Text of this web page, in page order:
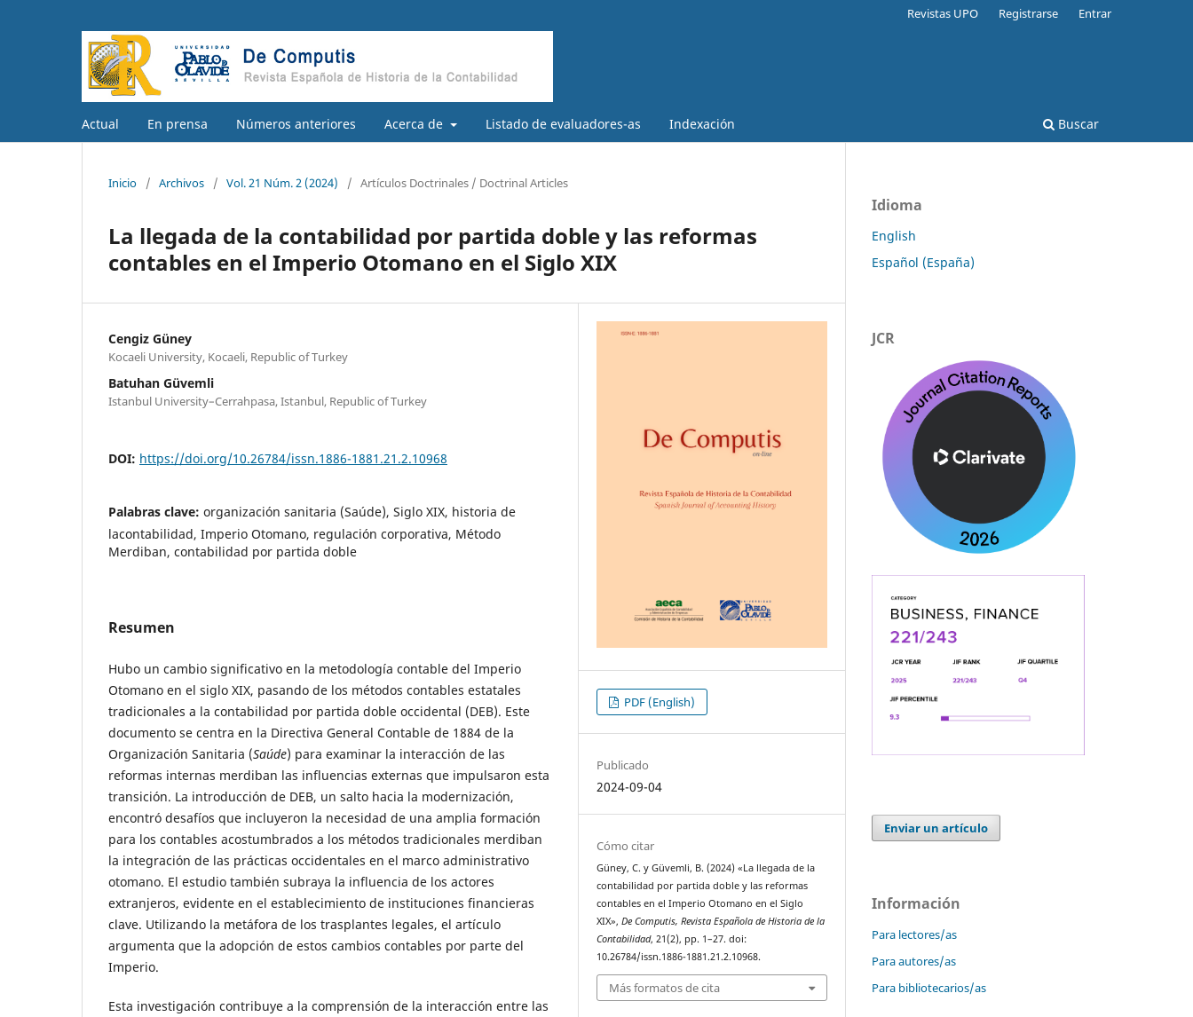
Actual En prensa Números anteriores Acerca de Listado de evaluadores-as Indexación Buscar
Revistas UPO Registrarse Entrar
Inicio / Archivos / Vol. 21 Núm. 2 (2024) / Artículos Doctrinales / Doctrinal Articles
La llegada de la contabilidad por partida doble y las reformas
contables en el Imperio Otomano en el Siglo XIX
Cengiz Güney
Kocaeli University, Kocaeli, Republic of Turkey
Batuhan Güvemli
Istanbul University–Cerrahpasa, Istanbul, Republic of Turkey
DOI: https://doi.org/10.26784/issn.1886-1881.21.2.10968
Palabras clave: organización sanitaria (Saúde), Siglo XIX, historia de
lacontabilidad, Imperio Otomano, regulación corporativa, Método
Merdiban, contabilidad por partida doble
Resumen
Hubo un cambio significativo en la metodología contable del Imperio
Otomano en el siglo XIX, pasando de los métodos contables estatales
tradicionales a la contabilidad por partida doble occidental (DEB). Este
documento se centra en la Directiva General Contable de 1884 de la
Organización Sanitaria (Saúde) para examinar la interacción de las
reformas internas merdiban las influencias externas que impulsaron esta
transición. La introducción de DEB, un salto hacia la modernización,
encontró desafíos que incluyeron la necesidad de una amplia formación
para los contables acostumbrados a los métodos tradicionales merdiban
la integración de las prácticas occidentales en el marco administrativo
otomano. El estudio también subraya la influencia de los actores
extranjeros, evidente en el establecimiento de instituciones financieras
clave. Utilizando la metáfora de los trasplantes legales, el artículo
argumenta que la adopción de estos cambios contables por parte del
Imperio.
Esta investigación contribuye a la comprensión de la interacción entre las
PDF (English)
Publicado
2024-09-04
Cómo citar
Güney, C. y Güvemli, B. (2024) «La llegada de la
contabilidad por partida doble y las reformas
contables en el Imperio Otomano en el Siglo
XIX»,De Computis, Revista Española de Historia de la
Contabilidad, 21(2), pp. 1–27. doi:
10.26784/issn.1886-1881.21.2.10968.
Más formatos de cita
Idioma
English
Español (España)
JCR
Enviar un artículo
Información
Para lectores/as
Para autores/as
Para bibliotecarios/as